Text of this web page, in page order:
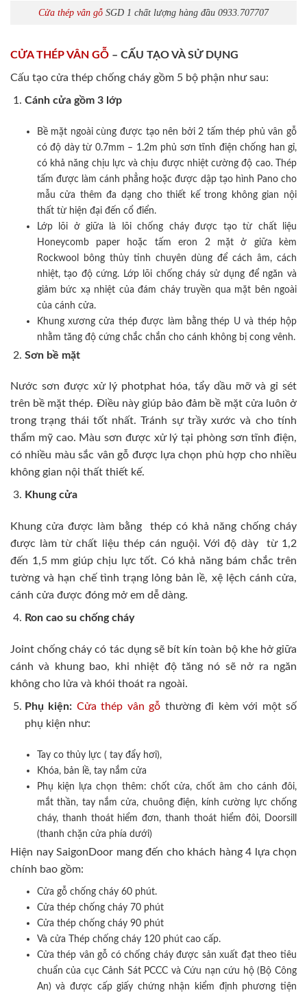
Cửa thép vân gỗ SGD 1 chất lượng hàng đầu 0933.707707
CỬA THÉP VÂN GỖ – CẤU TẠO VÀ SỬ DỤNG
Cấu tạo cửa thép chống cháy gồm 5 bộ phận như sau:
Cánh cửa gồm 3 lớp
Bề mặt ngoài cùng được tạo nên bởi 2 tấm thép phủ vân gỗ
có độ dày từ 0.7mm – 1.2m phủ sơn tĩnh điện chống han gỉ,
có khả năng chịu lực và chịu được nhiệt cường độ cao. Thép
tấm được làm cánh phẳng hoặc được dập tạo hình Pano cho
mẫu cửa thêm đa dạng cho thiết kế trong không gian nội
thất từ hiện đại đến cổ điển.
Lớp lõi ở giữa là lõi chống cháy được tạo từ chất liệu
Honeycomb paper hoặc tấm eron 2 mặt ở giữa kèm
Rockwool bông thủy tinh chuyên dùng để cách âm, cách
nhiệt, tạo độ cứng. Lớp lõi chống cháy sử dụng để ngăn và
giảm bức xạ nhiệt của đám cháy truyền qua mặt bên ngoài
của cánh cửa.
Khung xương cửa thép được làm bằng thép U và thép hộp
nhằm tăng độ cứng chắc chắn cho cánh không bị cong vênh.
Sơn bề mặt
Nước sơn được xử lý photphat hóa, tẩy dầu mỡ và gỉ sét
trên bề mặt thép. Điều này giúp bảo đảm bề mặt cửa luôn ở
trong trạng thái tốt nhất. Tránh sự trầy xước và cho tính
thẩm mỹ cao. Màu sơn được xử lý tại phòng sơn tĩnh điện,
có nhiều màu sắc vân gỗ được lựa chọn phù hợp cho nhiều
không gian nội thất thiết kế.
Khung cửa
Khung cửa được làm bằng thép có khả năng chống cháy
được làm từ chất liệu thép cán nguội. Với độ dày từ 1,2
đến 1,5 mm giúp chịu lực tốt. Có khả năng bám chắc trên
tường và hạn chế tình trạng lỏng bản lề, xệ lệch cánh cửa,
cánh cửa được đóng mở em dễ dàng.
Ron cao su chống cháy
Joint chống cháy có tác dụng sẽ bít kín toàn bộ khe hở giữa
cánh và khung bao, khi nhiệt độ tăng nó sẽ nở ra ngăn
không cho lửa và khói thoát ra ngoài.
Phụ kiện: Cửa thép vân gỗ thường đi kèm với một số
phụ kiện như:
Tay co thủy lực ( tay đẩy hơi),
Khóa, bản lề, tay nắm cửa
Phụ kiện lựa chọn thêm: chốt cửa, chốt âm cho cánh đôi,
mắt thần, tay nắm cửa, chuông điện, kính cường lực chống
cháy, thanh thoát hiểm đơn, thanh thoát hiểm đôi, Doorsill
(thanh chặn cửa phía dưới)
Hiện nay SaigonDoor mang đến cho khách hàng 4 lựa chọn
chính bao gồm:
Cửa gỗ chống cháy 60 phút.
Cửa thép chống cháy 70 phút
Cửa thép chống cháy 90 phút
Và cửa Thép chống cháy 120 phút cao cấp.
Cửa thép vân gỗ có chống cháy được sản xuất đạt theo tiêu
chuẩn của cục Cảnh Sát PCCC và Cứu nạn cứu hộ (Bộ Công
An) và được cấp giấy chứng nhận kiểm định phương tiện